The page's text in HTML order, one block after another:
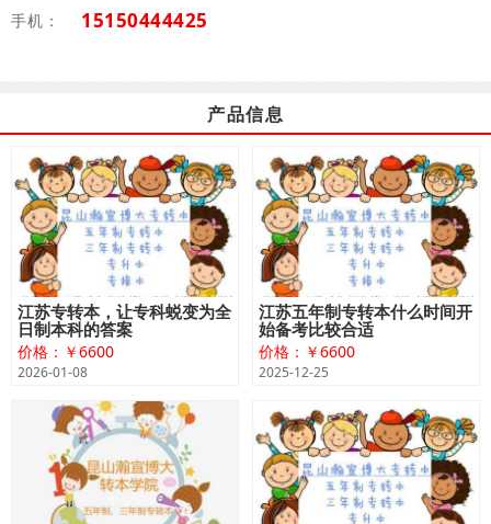
手机： 15150444425
产品信息
江苏专转本，让专科蜕变为全
日制本科的答案
价格：￥6600
2026-01-08
江苏五年制专转本什么时间开
始备考比较合适
价格：￥6600
2025-12-25